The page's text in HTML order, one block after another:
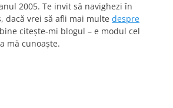
2005. Te invit să navighezi în
dacă vrei să afli mai multe despre
citește-mi blogul – e modul cel
mă cunoaște.